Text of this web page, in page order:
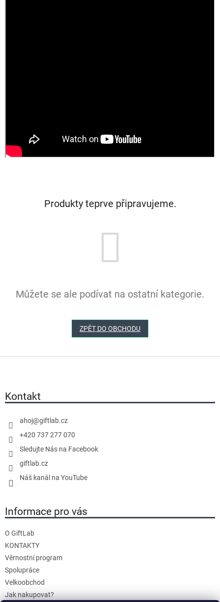
Produkty teprve připravujeme.
Můžete se ale podívat na ostatní kategorie.
ZPĚT DO OBCHODU
Kontakt
ahoj@giftlab.cz
+420 737 277 070
Sledujte Nás na Facebook
giftlab.cz
Náš kanál na YouTube
Informace pro vás
O GiftLab
KONTAKTY
Věrnostní program
Spolupráce
Velkoobchod
Jak nakupovat?